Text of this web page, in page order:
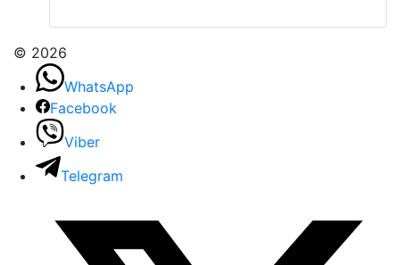
© 2026
WhatsApp
Facebook
Viber
Telegram